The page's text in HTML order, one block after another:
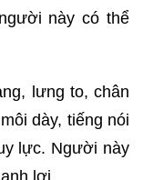
này có thể
lưng to, chân
dày, tiếng nói
lực. Người này
lợi.